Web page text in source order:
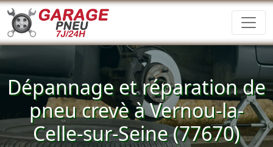
Dépannage et réparation de
pneu crevè à Vernou-la-
Celle-sur-Seine (77670)